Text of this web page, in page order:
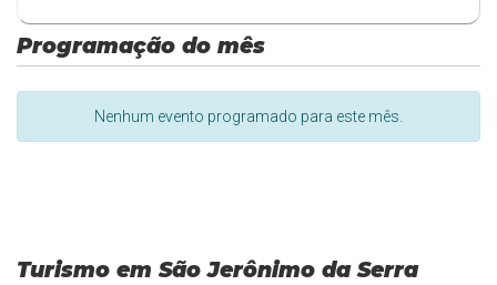
Programação do mês
Nenhum evento programado para este mês.
Turismo em São Jerônimo da Serra